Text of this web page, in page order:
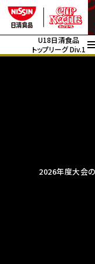
U18日清食品
トップリーグ Div.1
2026年度大会